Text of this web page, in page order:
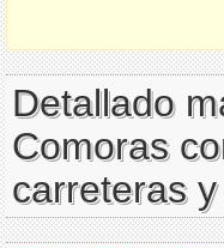
Detallado
Comoras
carreteras